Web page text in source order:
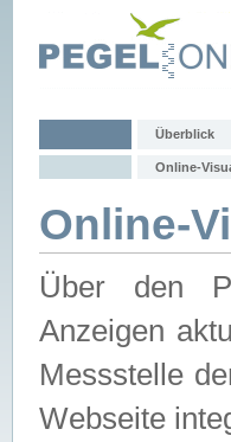
Überblick
Online-
Online-
Über den
Anzeigen
Messstelle
Webseite